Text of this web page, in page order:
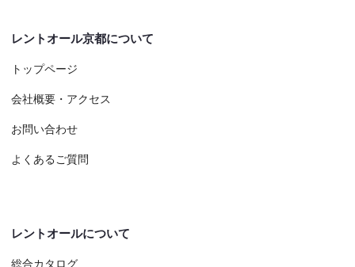
レントオール京都について
トップページ
会社概要・アクセス
お問い合わせ
よくあるご質問
レントオールについて
総合カタログ